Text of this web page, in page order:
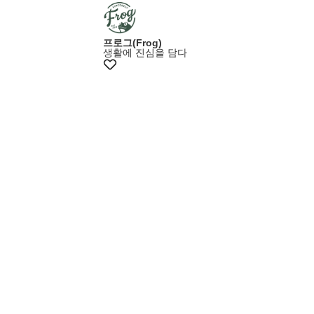
프로그(Frog)
생활에 진심을 담다